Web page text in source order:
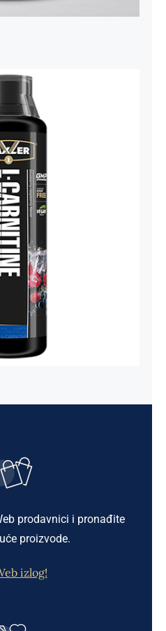
Shape
– 500 ml
Svi proizvodi
рсд
prodavnici i pronađite
proizvode.
izlog!